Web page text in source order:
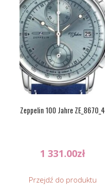
Zeppelin 100 Jahre ZE_8670_4
1 331.00zł
Przejdź do produktu